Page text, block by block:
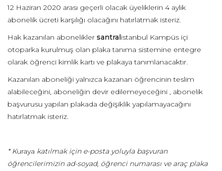
12 Haziran 2020 arası geçerli olacak üyeliklerin 4 aylık
abonelik ücreti karşılığı olacağını hatırlatmak isteriz.
Hak kazanılan abonelikler santralistanbul Kampüs içi
otoparka kurulmuş olan plaka tanıma sistemine entegre
olarak öğrenci kimlik kartı ve plakaya tanımlanacaktır.
Kazanılan aboneliği yalnızca kazanan öğrencinin teslim
alabileceğini, aboneliğin devir edilemeyeceğini , abonelik
başvurusu yapılan plakada değişiklik yapılamayacağını
hatırlatmak isteriz.
* Kuraya katılmak için e-posta yoluyla başvuran
öğrencilerimizin ad-soyad, öğrenci numarası ve araç plaka